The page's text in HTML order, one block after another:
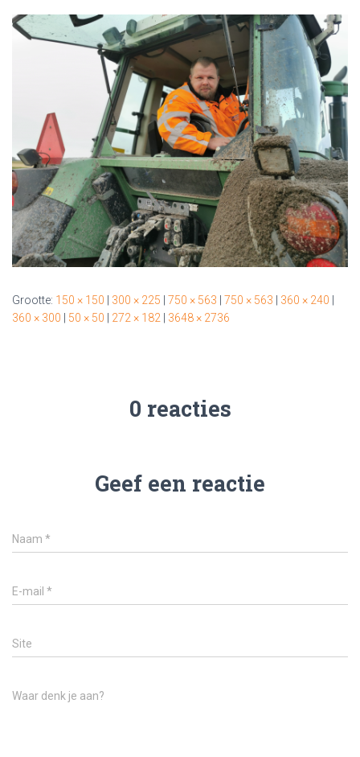
Grootte: 150 × 150 | 300 × 225 | 750 × 563 | 750 × 563 | 360 × 240 |
360 × 300 | 50 × 50 | 272 × 182 | 3648 × 2736
0 reacties
Geef een reactie
Naam *
E-mail *
Site
Waar denk je aan?